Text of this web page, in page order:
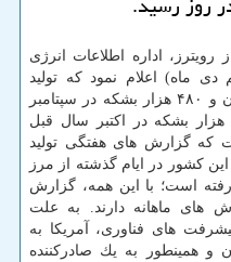
اداره اطلاعات انرژی
ماه) اعلام نمود كه تولید
، از ۱۲ میلیون و ۴۸۰ هزار بشكه در سپتامبر
۲۰۱۹ به روزانه ۱۲ میلیون و ۶۶۰ هزار بشكه در اكتبر سال قبل
كه گزارش های هفتگی تولید
كشور در ایام گذشته از مرز
رفته است؛ با این همه، گزارش
های ماهانه دارند. به علت
های فناوری، آمریكا به
و همینطور به یك صادركننده